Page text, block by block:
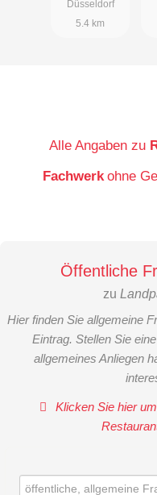
Düsseldorf
5.4 km
Alle Angaben zu
Fachwerk ohne
Öffentliche
zu
Hier finden Sie allgemeine
Eintrag. Stellen Sie
allgemeines Anliegen
Klicken Sie hier